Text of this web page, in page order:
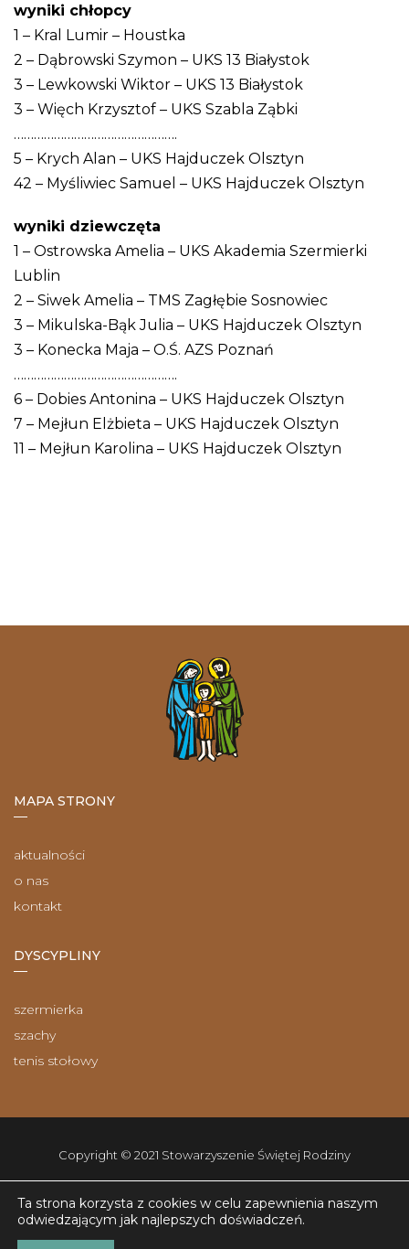
wyniki chłopcy
1 – Kral Lumir – Houstka
2 – Dąbrowski Szymon – UKS 13 Białystok
3 – Lewkowski Wiktor – UKS 13 Białystok
3 – Więch Krzysztof – UKS Szabla Ząbki
………………………………………….
5 – Krych Alan – UKS Hajduczek Olsztyn
42 – Myśliwiec Samuel – UKS Hajduczek Olsztyn
wyniki dziewczęta
1 – Ostrowska Amelia – UKS Akademia Szermierki
Lublin
2 – Siwek Amelia – TMS Zagłębie Sosnowiec
3 – Mikulska-Bąk Julia – UKS Hajduczek Olsztyn
3 – Konecka Maja – O.Ś. AZS Poznań
………………………………………….
6 – Dobies Antonina – UKS Hajduczek Olsztyn
7 – Mejłun Elżbieta – UKS Hajduczek Olsztyn
11 – Mejłun Karolina – UKS Hajduczek Olsztyn
MAPA STRONY
aktualności
o nas
kontakt
DYSCYPLINY
szermierka
szachy
tenis stołowy
Copyright © 2021 Stowarzyszenie Świętej Rodziny
projekt i realizacja: artneo.pl
Ta strona korzysta z cookies w celu zapewnienia naszym
odwiedzającym jak najlepszych doświadczeń.